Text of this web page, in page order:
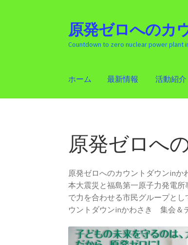
ナ
ビ
ゲ
シ
ン
キ
ッ
コ
ン
テ
ツ
ス
プ
原発ゼロへのカ
Countdown to zero nuclear power plant
ホーム 最新情報 活動紹介
原発ゼロへ
原発ゼロへのカウントダウンin
本大震災と福島第一原子力発電
で力を合わせる市民グループと
ウントダウンinかわさき 集会＆